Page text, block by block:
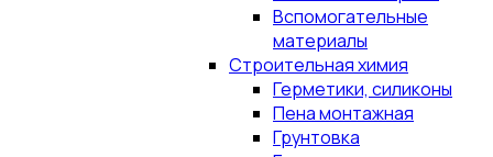
Вспомогательные
материалы
Строительная химия
Герметики, силиконы
Пена монтажная
Грунтовка